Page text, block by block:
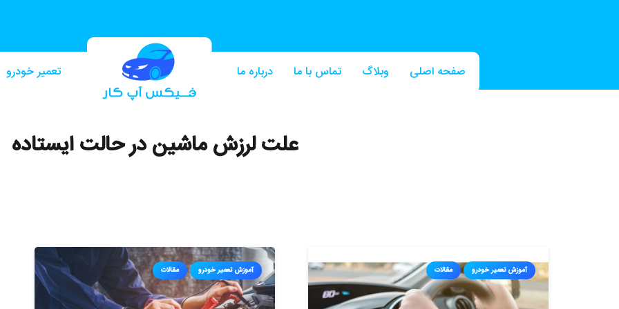
صفحه اصلی وبلاگ تماس با ما درباره ما تعمیر خودرو
علت لرزش ماشین در حالت ایستاده
آموزش تعمیر خودرو مقالات آموزش تعمیر خودرو مقالات